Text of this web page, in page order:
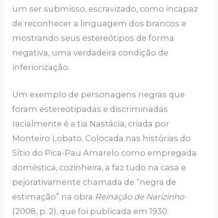
um ser submisso, escravizado, como incapaz
de reconhecer a linguagem dos brancos e
mostrando seus estereótipos de forma
negativa, uma verdadeira condição de
inferiorização.
Um exemplo de personagens negras que
foram estereotipadas e discriminadas
racialmente é a tia Nastácia, criada por
Monteiro Lobato. Colocada nas histórias do
Sítio do Pica-Pau Amarelo como empregada
doméstica, cozinheira, a faz tudo na casa e
pejorativamente chamada de “negra de
estimação” na obra Reinação de Narizinho
(2008, p. 2), que foi publicada em 1930.